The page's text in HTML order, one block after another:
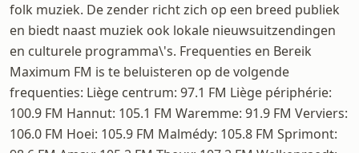
folk muziek. De zender richt zich op een breed publiek
en biedt naast muziek ook lokale nieuwsuitzendingen
en culturele programma\'s. Frequenties en Bereik
Maximum FM is te beluisteren op de volgende
frequenties: Liège centrum: 97.1 FM Liège périphérie:
100.9 FM Hannut: 105.1 FM Waremme: 91.9 FM Verviers:
106.0 FM Hoei: 105.9 FM Malmédy: 105.8 FM Sprimont: